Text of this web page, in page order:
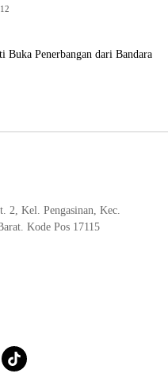
Buka Penerbangan dari Bandara
2, Kel. Pengasinan, Kec.
Kode Pos 17115